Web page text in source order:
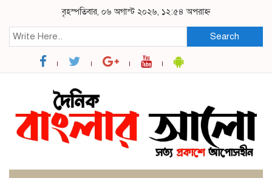
বৃহস্পতিবার, ০৬ অগাস্ট ২০২৬, ১২:৫৪ অপরাহ্ন
Search